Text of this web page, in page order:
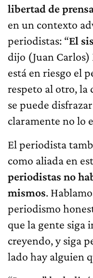
libertad de
en un contexto
periodistas: “El
dijo (Juan
está en riesgo el
respeto al otro, la
se puede
claramente no lo
El periodista
como aliada en
periodistas no
mismos.
periodismo
que la gente siga
creyendo, y siga
lado hay alguien